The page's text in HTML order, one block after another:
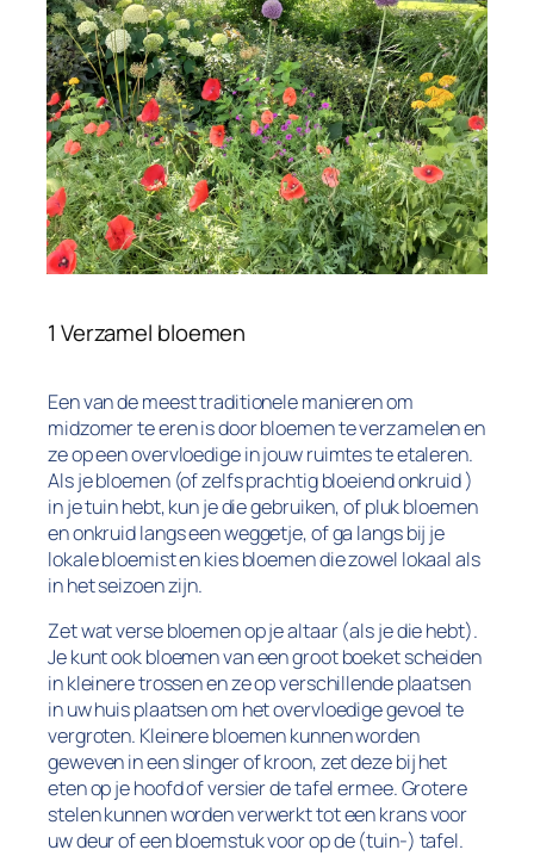
1 Verzamel bloemen
Een van de meest traditionele manieren om
midzomer te eren is door bloemen te verzamelen en
ze op een overvloedige in jouw ruimtes te etaleren.
Als je bloemen (of zelfs prachtig bloeiend onkruid )
in je tuin hebt, kun je die gebruiken, of pluk bloemen
en onkruid langs een weggetje, of ga langs bij je
lokale bloemist en kies bloemen die zowel lokaal als
in het seizoen zijn.
Zet wat verse bloemen op je altaar (als je die hebt).
Je kunt ook bloemen van een groot boeket scheiden
in kleinere trossen en ze op verschillende plaatsen
in uw huis plaatsen om het overvloedige gevoel te
vergroten. Kleinere bloemen kunnen worden
geweven in een slinger of kroon, zet deze bij het
eten op je hoofd of versier de tafel ermee. Grotere
stelen kunnen worden verwerkt tot een krans voor
uw deur of een bloemstuk voor op de (tuin-) tafel.